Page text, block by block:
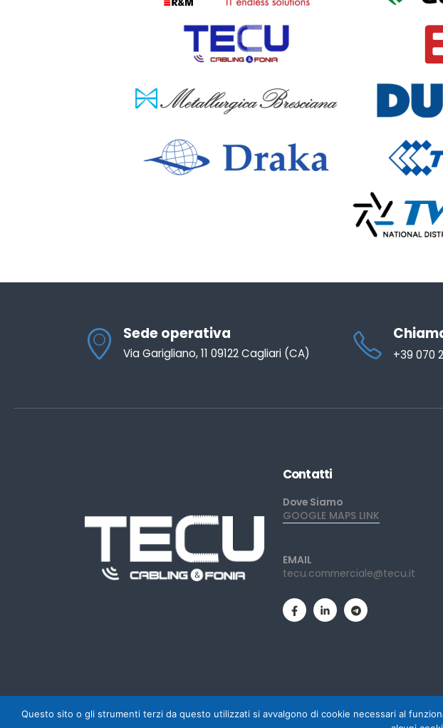
Sede operativa
Via Garigliano, 11 09122 Cagliari (CA) +39 070
Contatti
Dove Siamo
GOOGLE MAPS LINK
EMAIL
tecu.commerciale@tecu.it
Questo sito o gli strumenti terzi da questo utilizzati si avvalgono di cookie necessari al